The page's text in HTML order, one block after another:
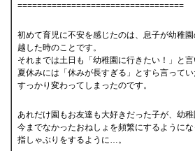
==================================
初めて育児に不安を感じたのは、息子が幼稚
越した時のことです。
それまでは土日も「幼稚園に行きたい！」と言
夏休みには「休みが長すぎる」とすら言ってい
すっかり変わってしまったのです。
あれだけ園もお友達も大好きだった子が、幼稚
今までなかったおねしょを頻繁にするようにな
指しゃぶりをするように…。